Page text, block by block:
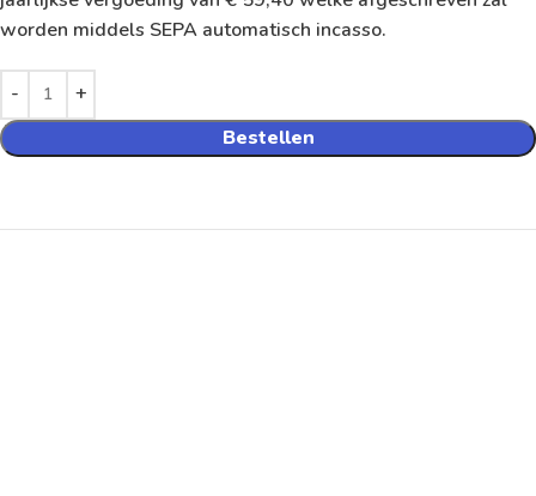
worden middels SEPA automatisch incasso.
Bestellen